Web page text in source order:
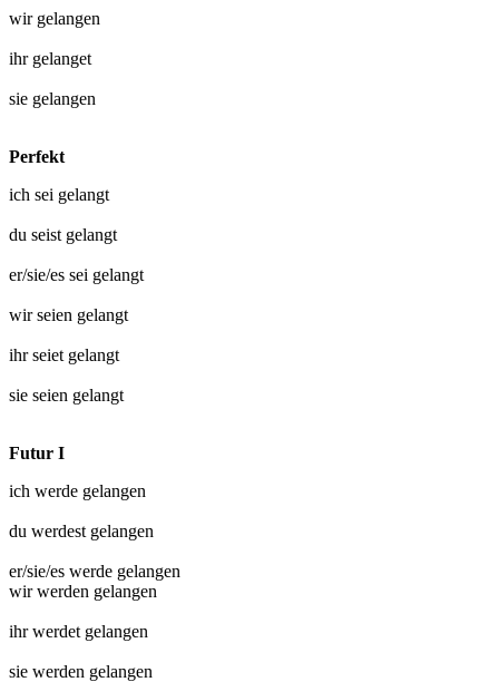
wir gelangen
ihr gelanget
sie gelangen
Perfekt
ich sei gelangt
du seist gelangt
er/sie/es sei gelangt
wir seien gelangt
ihr seiet gelangt
sie seien gelangt
Futur I
ich werde gelangen
du werdest gelangen
er/sie/es werde gelangen
wir werden gelangen
ihr werdet gelangen
sie werden gelangen